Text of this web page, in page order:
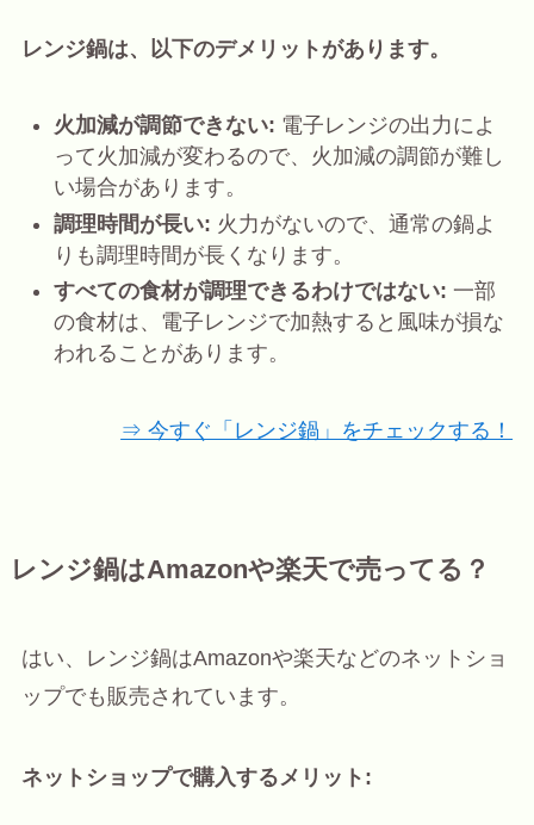
レンジ鍋は、以下のデメリットがあります。
火加減が調節できない: 電子レンジの出力によ
って火加減が変わるので、火加減の調節が難し
い場合があります。
調理時間が長い: 火力がないので、通常の鍋よ
りも調理時間が長くなります。
すべての食材が調理できるわけではない: 一部
の食材は、電子レンジで加熱すると風味が損な
われることがあります。
⇒ 今すぐ「レンジ鍋」をチェックする！
レンジ鍋はAmazonや楽天で売ってる？
はい、レンジ鍋はAmazonや楽天などのネットショ
ップでも販売されています。
ネットショップで購入するメリット: